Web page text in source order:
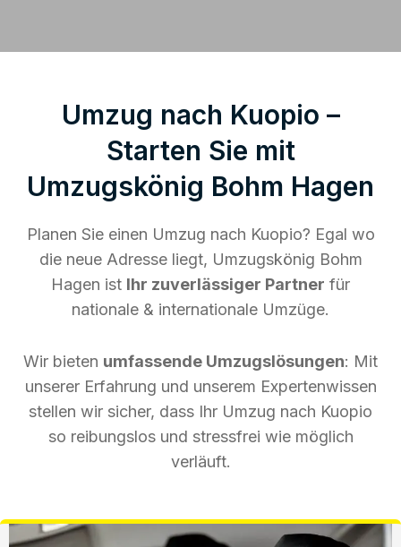
Umzug nach Kuopio –
Starten Sie mit
Umzugskönig Bohm Hagen
Planen Sie einen Umzug nach Kuopio? Egal wo
die neue Adresse liegt, Umzugskönig Bohm
Hagen ist Ihr zuverlässiger Partner für
nationale & internationale Umzüge.
Wir bieten umfassende Umzugslösungen: Mit
unserer Erfahrung und unserem Expertenwissen
stellen wir sicher, dass Ihr Umzug nach Kuopio
so reibungslos und stressfrei wie möglich
verläuft.